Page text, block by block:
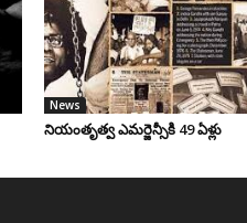
News
నియంతృత్వ ఎమర్జెన్సీకి 49 ఏళ్లు